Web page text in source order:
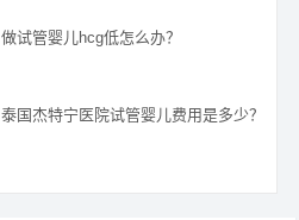
做试管婴儿hcg低怎么办？
泰国杰特宁医院试管婴儿费用是多少？